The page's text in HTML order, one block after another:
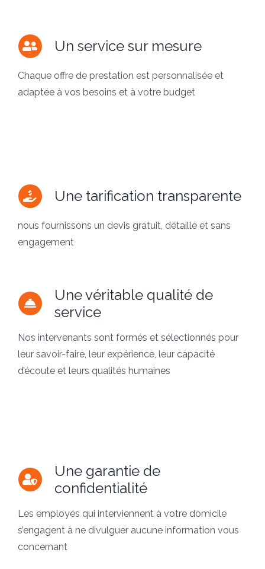
Un service sur mesure
Chaque offre de prestation est personnalisée et
adaptée à vos besoins et à votre budget
Une tarification transparente
nous fournissons un devis gratuit, détaillé et sans
engagement
Une véritable qualité de
service
Nos intervenants sont formés et sélectionnés pour
leur savoir-faire, leur expérience, leur capacité
d’écoute et leurs qualités humaines
Une garantie de
confidentialité
Les employés qui interviennent à votre domicile
s’engagent à ne divulguer aucune information vous
concernant